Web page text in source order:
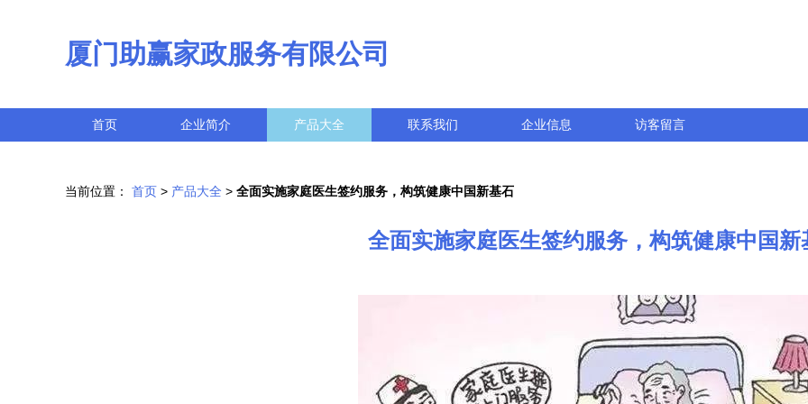
厦门助赢家政服务有限公司
首页 企业简介 产品大全 联系我们 企业信息 访客留言
当前位置： 首页 > 产品大全 > 全面实施家庭医生签约服务，构筑健康中国新基石
全面实施家庭医生签约服务，构筑健康中国新